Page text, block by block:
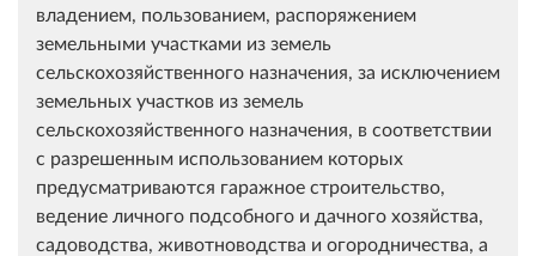
владением, пользованием, распоряжением
земельными участками из земель
сельскохозяйственного назначения, за исключением
земельных участков из земель
сельскохозяйственного назначения, в соответствии
с разрешенным использованием которых
предусматриваются гаражное строительство,
ведение личного подсобного и дачного хозяйства,
садоводства, животноводства и огородничества, а